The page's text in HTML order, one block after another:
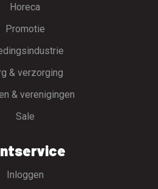
Horeca
Promotie
& verzorging
& verenigingen
Sale
Inloggen